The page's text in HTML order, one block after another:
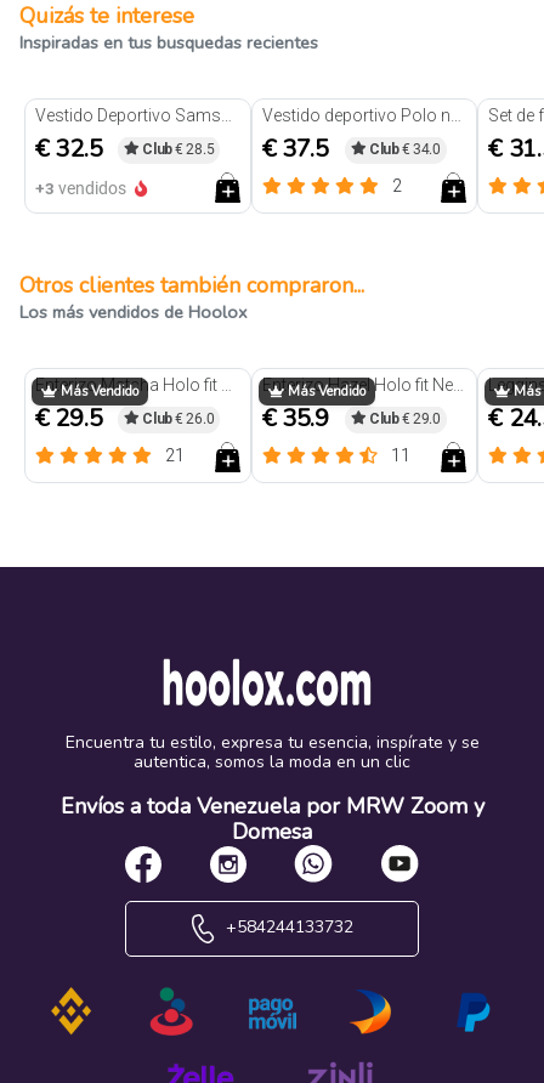
Quizás te interese
Inspiradas en tus busquedas recientes
€ 32.5 Club€ 28.5
+3 vendidos
€ 37.5 Club€ 34.0
2
€
Otros clientes también compraron...
Los más vendidos de Hoolox
Más Vendido
€ 29.5 Club€ 26.0
21
Más Vendido Enterizo Hazel Holo fit Negro
€ 35.9 Club€ 29.0
11
Más
€
Encuentra tu estilo, expresa tu esencia, inspírate y se
autentica, somos la moda en un clic
Envíos a toda Venezuela por MRW Zoom y
Domesa
+584244133732